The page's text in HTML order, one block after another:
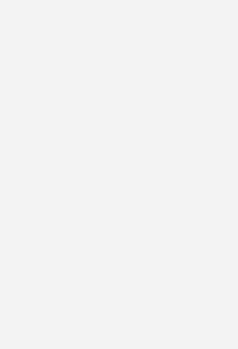
des Sektkühlers.
SchweinfurtTelefon (0 97
20E-Mail: m.kaemmer@hwk-